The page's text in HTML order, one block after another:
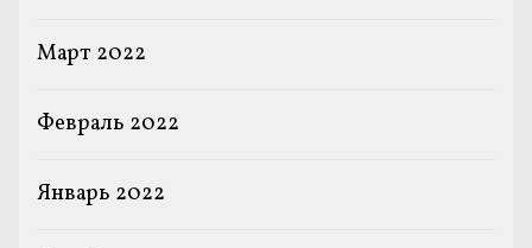
Март 2022
Февраль 2022
Январь 2022